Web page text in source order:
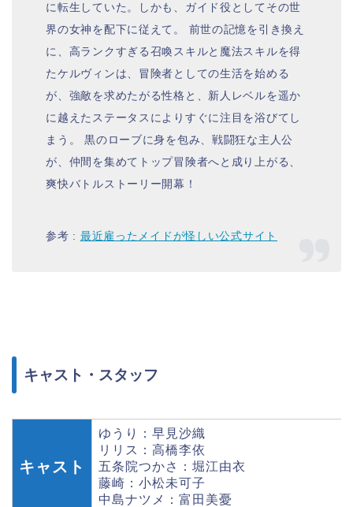
に転生していた。しかも、ガイド役としてその世
界の女神を配下に従えて。 前世の記憶を引き換え
に、高ランクすぎる召喚スキルと魔法スキルを得
たケルヴィンは、冒険者としての生活を始める
が、強敵を求めたがる性格と、新人レベルを遥か
に越えたステータスによりすぐに注目を浴びてし
まう。 黒のローブに身を包み、戦闘狂な主人公
が、仲間を集めてトップ冒険者へと成り上がる、
爽快バトルストーリー開幕！
参考 : 最近雇ったメイドが怪しい公式サイト
キャスト・スタッフ
キャスト
ゆうり：早見沙織
リリス：高橋李依
五条院つかさ：堀江由衣
藤崎：小松未可子
中島ナツメ：富田美憂